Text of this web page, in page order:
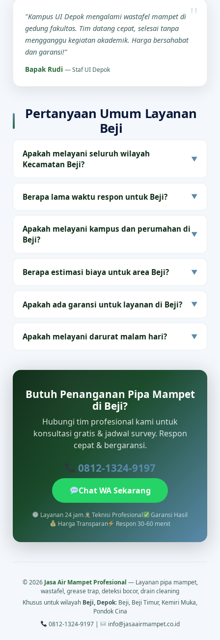
"Kampus UI Depok mengalami wastafel mampet di
gedung fakultas. Tim datang cepat, selesai tanpa
mengganggu kegiatan akademik. Harga bersahabat
dan garansi!"
Bapak Rudi — Staf UI Depok
Pertanyaan Umum Layanan
Beji
Apakah melayani seluruh wilayah
Kecamatan Beji?
▼
Berapa lama waktu respon untuk Beji? ▼
Apakah melayani kampus dan perumahan di
Beji?
▼
Berapa estimasi biaya untuk area Beji? ▼
Apakah ada garansi untuk layanan di Beji? ▼
Apakah melayani darurat malam hari? ▼
Butuh Penanganan Pipa Mampet
di Beji?
Hubungi tim profesional kami untuk
konsultasi gratis & jadwal survey. Respon
cepat & bergaransi.
0812-1324-9197
Chat WA Sekarang
Layanan 24 jam Teknisi Profesional
Garansi Hasil
Harga Transparan
Respon 30-60 menit
© 2026 Jasa Air Mampet Profesional — Layanan pipa mampet,
wastafel, grease trap, deteksi bocor, drain cleaning
Khusus untuk wilayah Beji, Depok: Beji, Beji Timur, Kemiri Muka,
Pondok Cina
0812-1324-9197 |
info@jasaairmampet.co.id